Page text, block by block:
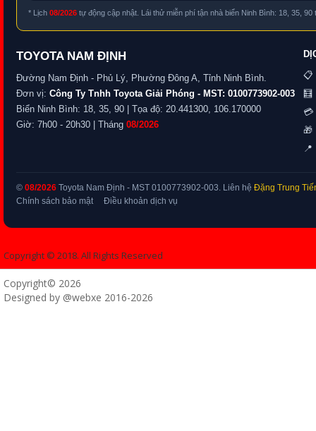
* Lịch 08/2026 tự động cập nhật. Lái thử miễn phí tận nhà biển Ninh Bình: 18, 35,
TOYOTA NAM ĐỊNH
Đường Nam Định - Phủ Lý, Phường Đông A, Tỉnh Ninh Bình.
Đơn vị: Công Ty Tnhh Toyota Giải Phóng - MST: 0100773902-003
Biển Ninh Bình: 18, 35, 90 | Tọa độ: 20.441300, 106.170000
Giờ: 7h00 - 20h30 | Tháng 08/2026
📋
🧮
💳
🎁
📍
© 08/2026 Toyota Nam Định - MST 0100773902-003. Liên hệ Đặng Trung
Chính sách bảo mật
Điều khoản dịch vụ
Copyright © 2018. All Rights Reserved
Copyright© 2026
Designed by @webxe 2016-2026